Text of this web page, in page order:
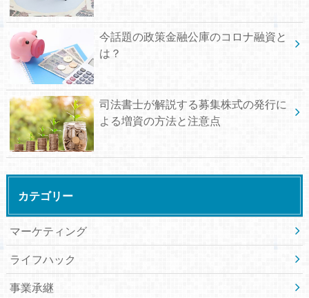
今話題の政策金融公庫のコロナ融資と
は？
司法書士が解説する募集株式の発行に
よる増資の方法と注意点
カテゴリー
マーケティング
ライフハック
事業承継